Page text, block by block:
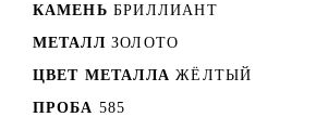
КАМЕНЬ БРИЛЛИАНТ
МЕТАЛЛ ЗОЛОТО
ЦВЕТ МЕТАЛЛА ЖЁЛТЫЙ
ПРОБА 585